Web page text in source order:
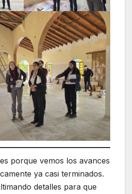
porque vemos los avances
ya casi terminados.
detalles para que